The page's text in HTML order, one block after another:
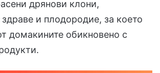
дрянови клони,
и плодородие, за което
домакините обикновено с